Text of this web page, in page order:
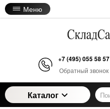
Меню
+7 (495) 055 58 57
Обратный звонок
Каталог